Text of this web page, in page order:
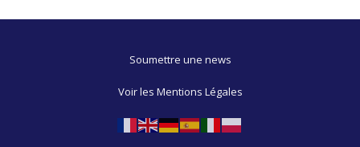
Soumettre une news
Voir les Mentions Légales